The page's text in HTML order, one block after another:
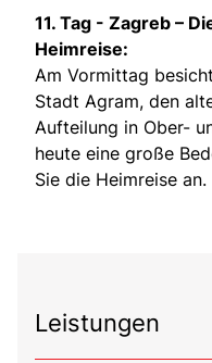
11. Tag - Zagreb –
Heimreise:
Am Vormittag
Stadt Agram, den
Aufteilung in Ober-
heute eine große
Sie die Heimreise an.
Leistungen